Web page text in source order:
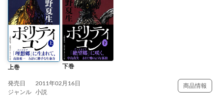
上巻 下巻
発売日
2011年02月16日
ジャンル
小説
商品情報